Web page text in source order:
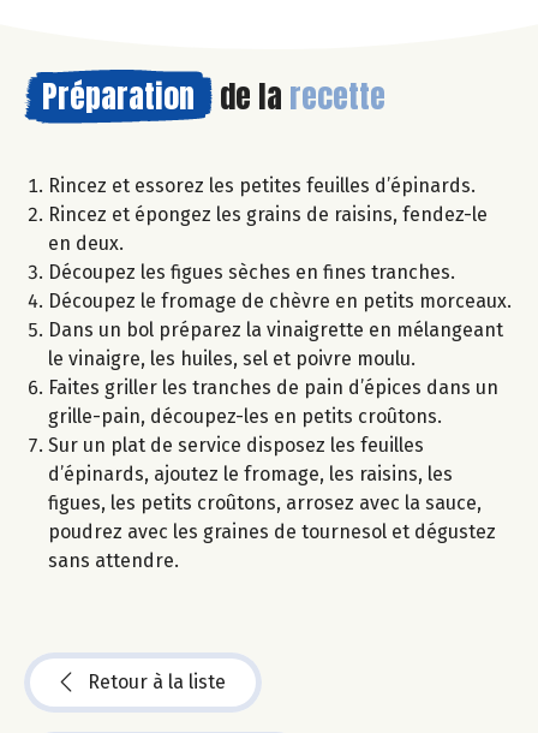
Préparation de la recette
Rincez et essorez les petites feuilles d’épinards.
Rincez et épongez les grains de raisins, fendez-le
en deux.
Découpez les figues sèches en fines tranches.
Découpez le fromage de chèvre en petits morceaux.
Dans un bol préparez la vinaigrette en mélangeant
le vinaigre, les huiles, sel et poivre moulu.
Faites griller les tranches de pain d’épices dans un
grille-pain, découpez-les en petits croûtons.
Sur un plat de service disposez les feuilles
d’épinards, ajoutez le fromage, les raisins, les
figues, les petits croûtons, arrosez avec la sauce,
poudrez avec les graines de tournesol et dégustez
sans attendre.
Retour à la liste